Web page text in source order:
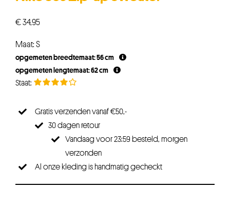
€34,95
Maat: S
opgemeten breedtemaat: 56 cm
opgemeten lengtemaat: 62 cm
Gratis verzenden vanaf €50,-
30 dagen retour
Vandaag voor 23:59 besteld, morgen
verzonden
Al onze kleding is handmatig gecheckt